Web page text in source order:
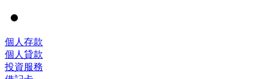
個人存款
個人貸款
投資服務